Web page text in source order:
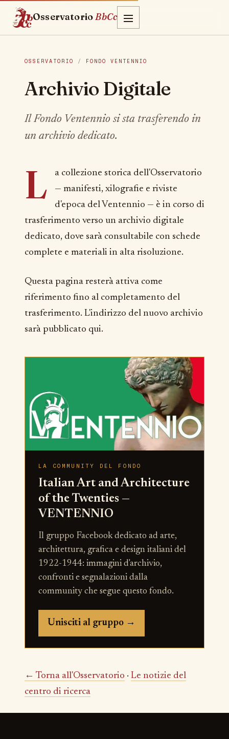
OsservatorioBbCc
OSSERVATORIO / FONDO VENTENNIO
Archivio Digitale
Il Fondo Ventennio si sta trasferendo in
un archivio dedicato.
L
a collezione storica dell'Osservatorio
— manifesti, xilografie e riviste
d'epoca del Ventennio — è in corso di
trasferimento verso un archivio digitale
dedicato, dove sarà consultabile con schede
complete e materiali in alta risoluzione.
Questa pagina resterà attiva come
riferimento fino al completamento del
trasferimento. L'indirizzo del nuovo archivio
sarà pubblicato qui.
LA COMMUNITY DEL FONDO
Italian Art and Architecture
of the Twenties —
VENTENNIO
Il gruppo Facebook dedicato ad arte,
architettura, grafica e design italiani del
1922-1944: immagini d'archivio,
confronti e segnalazioni dalla
community che segue questo fondo.
Unisciti al gruppo →
← Torna all'Osservatorio · Le notizie del
centro di ricerca